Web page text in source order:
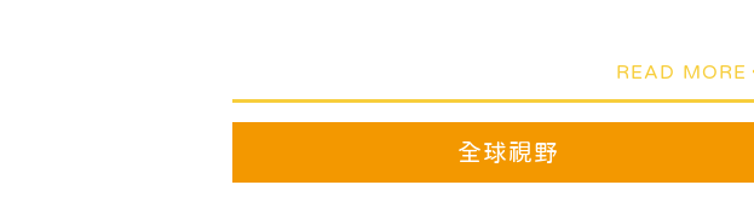
READ MORE
全球視野